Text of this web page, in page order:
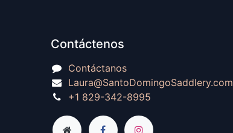
Contáctenos
Contáctanos
Laura@SantoDomingoSaddlery.com
+1 829-342-8995